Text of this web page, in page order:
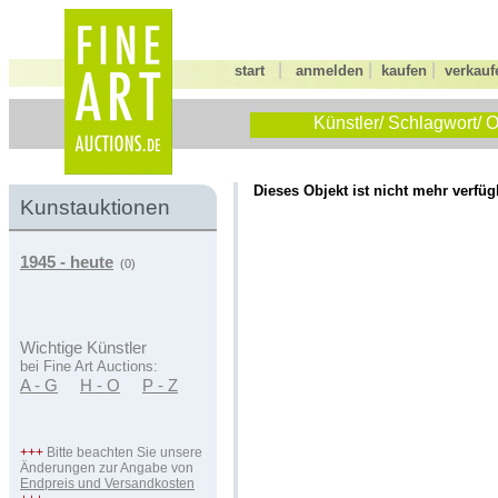
start anmelden kaufen
Künstler/ Schlagwort/
Kunstauktionen
1945 - heute (0)
Wichtige Künstler
bei Fine Art Auctions:
A - G H - O P - Z
+++ Bitte beachten Sie unsere
Änderungen zur Angabe von
Endpreis und Versandkosten
Dieses Objekt ist nicht mehr